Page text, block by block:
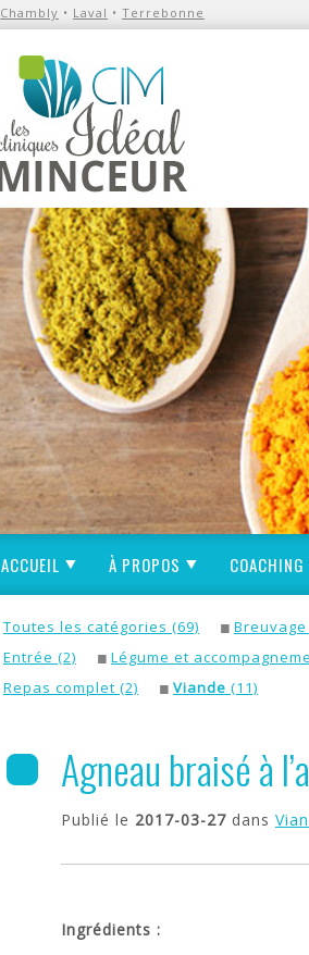
Chambly • Laval • Terrebonne
ACCUEIL À PROPOS COACHING
Toutes les catégories (69)
Entrée (2)
Légume et
Repas complet (2)
Viande (11)
Agneau braisé à
Publié le 2017-03-27 dans
Ingrédients :